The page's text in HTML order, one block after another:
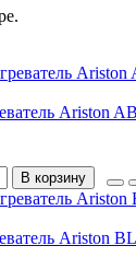
Ariston
В корзину
Ariston